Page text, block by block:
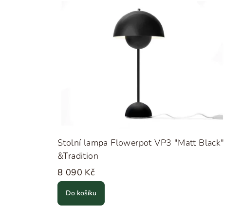
Stolní lampa Flowerpot VP3 "Matt Black"
&Tradition
8 090 Kč
Do košíku